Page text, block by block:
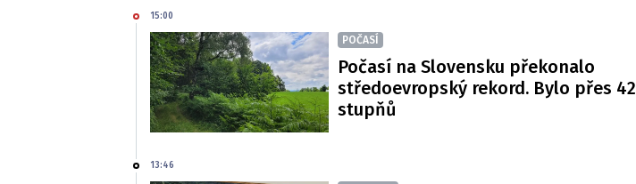
15:00
POČASÍ
Počasí na Slovensku překonalo
středoevropský rekord. Bylo přes 42
stupňů
13:46